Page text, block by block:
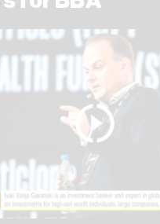
povući bez negativnih